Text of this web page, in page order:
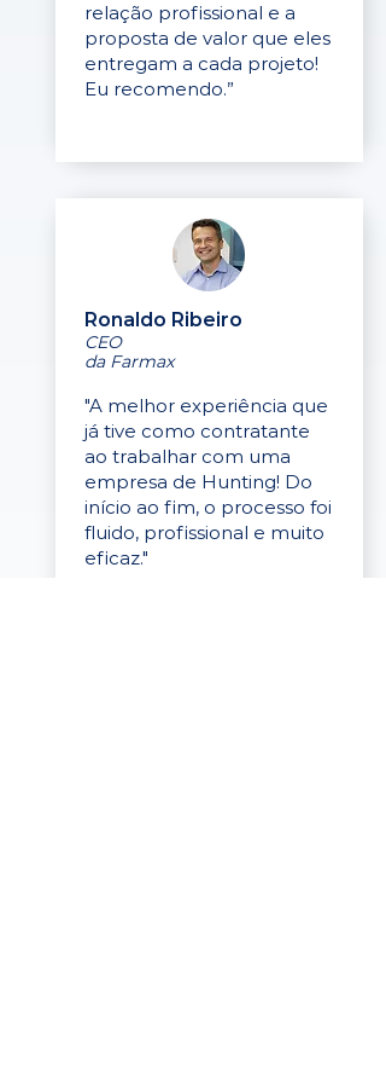
relação profissional e a
proposta de valor que eles
entregam a cada projeto!
Eu recomendo.”
Ronaldo Ribeiro
CEO
da Farmax
"A melhor experiência que
já tive como contratante
ao trabalhar com uma
empresa de Hunting! Do
início ao fim, o processo foi
fluido, profissional e muito
eficaz."